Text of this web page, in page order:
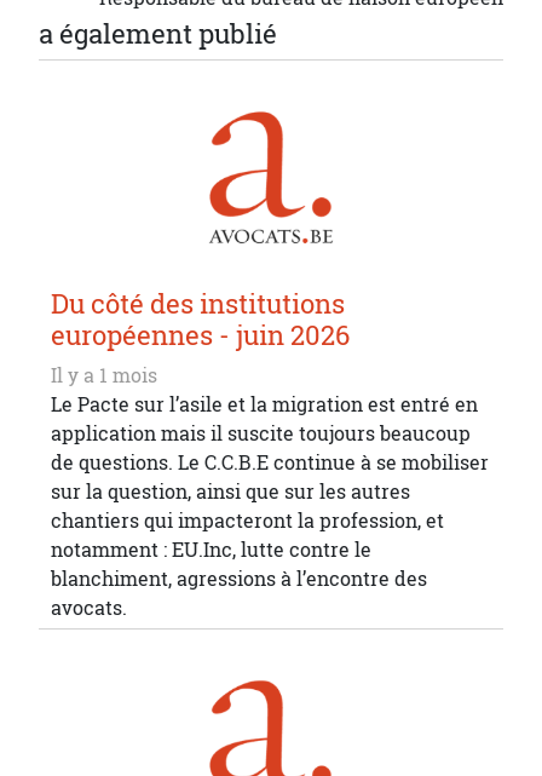
a également publié
Du côté des institutions
européennes - juin 2026
Il y a 1 mois
Le Pacte sur l’asile et la migration est entré en
application mais il suscite toujours beaucoup
de questions. Le C.C.B.E continue à se mobiliser
sur la question, ainsi que sur les autres
chantiers qui impacteront la profession, et
notamment : EU.Inc, lutte contre le
blanchiment, agressions à l’encontre des
avocats.